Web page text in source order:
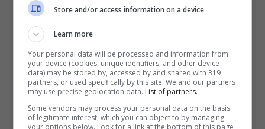
interne ed esterne dell’edificio, senza per
fortuna riscontrare feriti o lesioni alle persone.
Sul posto presenti i Vigili del Fuoco, i quali
hanno subito messo in sicurezza la zona.
Riscontrata anche la causa della deflagrazione,
dovuta alla perdita di gas che ha saturato
l’ambiente e successivamente innescato
Store and/or access information on a device
Learn more
Your personal data will be processed and information from
your device (cookies, unique identifiers, and other device
data) may be stored by, accessed by and shared with 319
partners, or used specifically by this site. We and our partners
may use precise geolocation data. List of partners.
Some vendors may process your personal data on the basis
of legitimate interest, which you can object to by managing
your options below. Look for a link at the bottom of this page